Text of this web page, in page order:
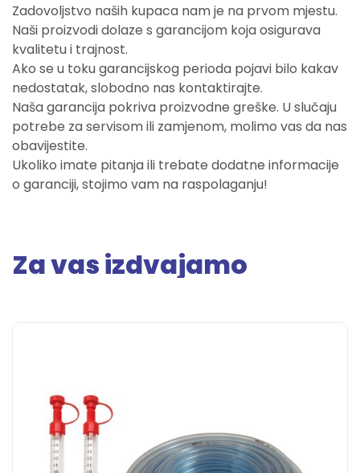
Zadovoljstvo naših kupaca nam je na prvom mjestu.
Naši proizvodi dolaze s garancijom koja osigurava
kvalitetu i trajnost.
Ako se u toku garancijskog perioda pojavi bilo kakav
nedostatak, slobodno nas kontaktirajte.
Naša garancija pokriva proizvodne greške. U slučaju
potrebe za servisom ili zamjenom, molimo vas da nas
obavijestite.
Ukoliko imate pitanja ili trebate dodatne informacije
o garanciji, stojimo vam na raspolaganju!
Za vas izdvajamo